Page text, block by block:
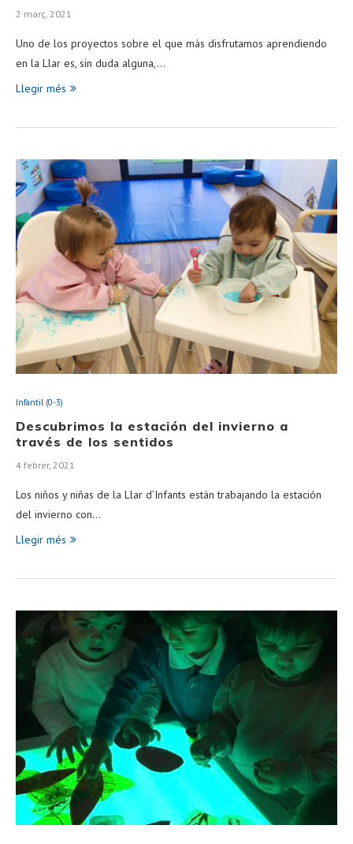
2 març, 2021
Uno de los proyectos sobre el que más disfrutamos aprendiendo
en la Llar es, sin duda alguna,…
Llegir més
Infantil (0-3)
Descubrimos la estación del invierno a
través de los sentidos
4 febrer, 2021
Los niños y niñas de la Llar d’Infants están trabajando la estación
del invierno con…
Llegir més